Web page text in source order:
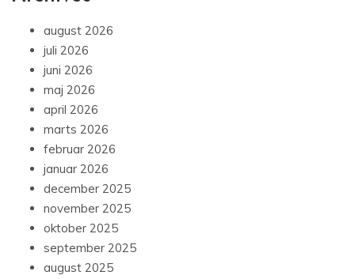
august 2026
juli 2026
juni 2026
maj 2026
april 2026
marts 2026
februar 2026
januar 2026
december 2025
november 2025
oktober 2025
september 2025
august 2025